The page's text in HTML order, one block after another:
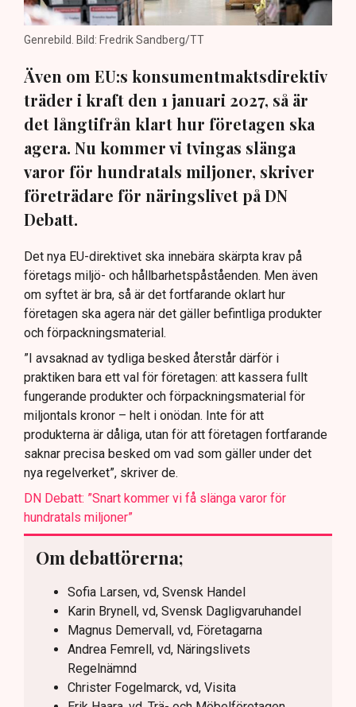
Genrebild. Bild: Fredrik Sandberg/TT
Även om EU:s konsumentmaktsdirektiv
träder i kraft den 1 januari 2027, så är
det långtifrån klart hur företagen ska
agera. Nu kommer vi tvingas slänga
varor för hundratals miljoner, skriver
företrädare för näringslivet på DN
Debatt.
Det nya EU-direktivet ska innebära skärpta krav på
företags miljö- och hållbarhetspåståenden. Men även
om syftet är bra, så är det fortfarande oklart hur
företagen ska agera när det gäller befintliga produkter
och förpackningsmaterial.
”I avsaknad av tydliga besked återstår därför i
praktiken bara ett val för företagen: att kassera fullt
fungerande produkter och förpackningsmaterial för
miljontals kronor – helt i onödan. Inte för att
produkterna är dåliga, utan för att företagen fortfarande
saknar precisa besked om vad som gäller under det
nya regelverket”, skriver de.
DN Debatt: ”Snart kommer vi få slänga varor för
hundratals miljoner”
Om debattörerna;
Sofia Larsen, vd, Svensk Handel
Karin Brynell, vd, Svensk Dagligvaruhandel
Magnus Demervall, vd, Företagarna
Andrea Femrell, vd, Näringslivets
Regelnämnd
Christer Fogelmarck, vd, Visita